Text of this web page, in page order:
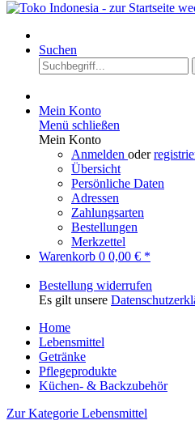
Suchen
Mein Konto
Menü schließen
Mein Konto
Anmelden oder
Übersicht
Persönliche Daten
Adressen
Zahlungsarten
Bestellungen
Merkzettel
Warenkorb 0 0,00 € *
Bestellung widerrufen
Es gilt unsere
Home
Lebensmittel
Getränke
Pflegeprodukte
Küchen- & Backzubehör
Zur Kategorie Lebensmittel